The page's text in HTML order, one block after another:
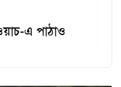
এ পাঠাও